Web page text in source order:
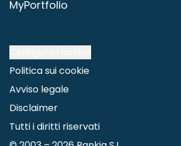
MyPortfolio
Politica sui cookie
Avviso legale
Disclaimer
Tutti i diritti riservati